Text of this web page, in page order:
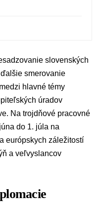
slovenských
smerovanie
hlavné témy
úradov
Na trojdňové pracovné
do 1. júla na
európskych záležitostí
a veľvyslancov